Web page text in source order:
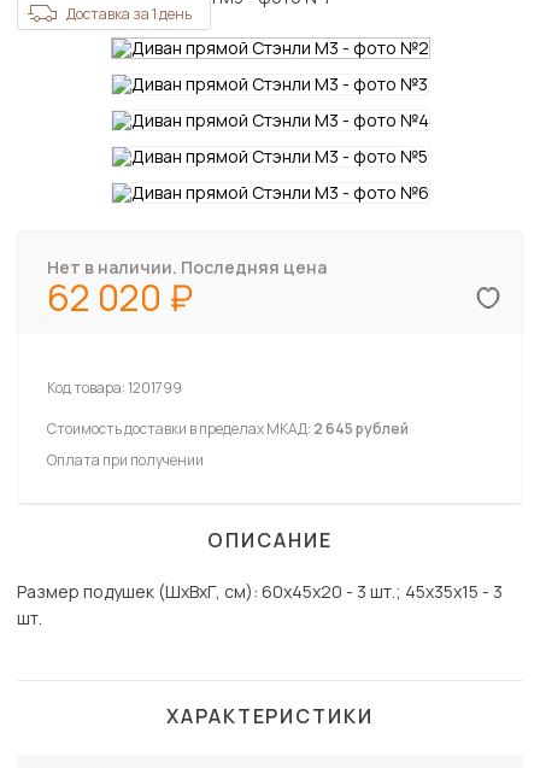
Доставка за 1 день
Нет в наличии. Последняя цена
62 020
Код товара:1201799
Стоимость доставки в пределах МКАД: 2 645 рублей
Оплата при получении
ОПИСАНИЕ
Размер подушек (ШхВхГ, см): 60х45х20 - 3 шт.; 45х35х15 - 3
шт.
ХАРАКТЕРИСТИКИ